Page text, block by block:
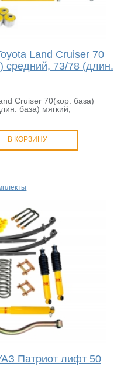
Land Cruiser 70
средний, 73/78 (длин.
Cruiser 70(кор. база)
база) мягкий,
В КОРЗИНУ
Патриот лифт 50